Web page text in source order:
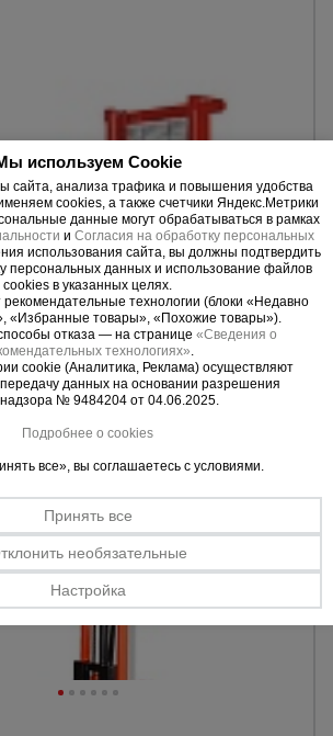
Промышленник SDF 1530
1500 кг.
3000 мм.
Уточнить цену
используем Cookie
сайта, анализа трафика и повышения удобства
cookies, а также счетчики Яндекс.Метрики
данные могут обрабатываться в рамках
и Согласия на обработку персональных
использования сайта, вы должны подтвердить
персональных данных и использование файлов
cookies в указанных целях.
технологии (блоки «Недавно
«Избранные товары», «Похожие товары»).
отказа — на странице «Сведения о
технологиях».
cookie (Аналитика, Реклама) осуществляют
данных на основании разрешения
№ 9484204 от 04.06.2025.
Подробнее о cookies
все», вы соглашаетесь с условиями.
Принять все
необязательные
Настройка